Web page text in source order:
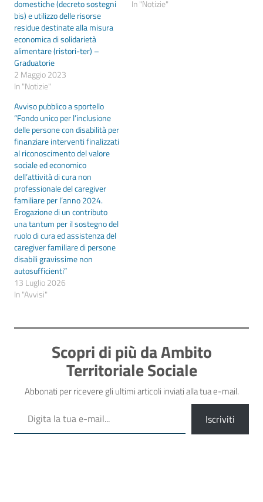
domestiche (decreto sostegni
bis) e utilizzo delle risorse
residue destinate alla misura
economica di solidarietà
alimentare (ristori-ter) –
Graduatorie
2 Maggio 2023
In "Notizie"
In "Notizie"
Avviso pubblico a sportello
“Fondo unico per l’inclusione
delle persone con disabilità per
finanziare interventi finalizzati
al riconoscimento del valore
sociale ed economico
dell’attività di cura non
professionale del caregiver
familiare per l’anno 2024.
Erogazione di un contributo
una tantum per il sostegno del
ruolo di cura ed assistenza del
caregiver familiare di persone
disabili gravissime non
autosufficienti”
13 Luglio 2026
In "Avvisi"
Scopri di più da Ambito
Territoriale Sociale
Abbonati per ricevere gli ultimi articoli inviati alla tua e-mail.
Iscriviti